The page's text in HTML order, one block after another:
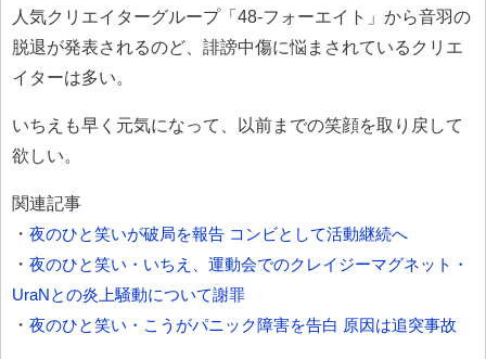
人気クリエイターグループ「48-フォーエイト」から音羽の
脱退が発表されるのど、誹謗中傷に悩まされているクリエ
イターは多い。
いちえも早く元気になって、以前までの笑顔を取り戻して
欲しい。
関連記事
・ 夜のひと笑いが破局を報告 コンビとして活動継続へ
・ 夜のひと笑い・いちえ、運動会でのクレイジーマグネット・
UraNとの炎上騒動について謝罪
・ 夜のひと笑い・こうがパニック障害を告白 原因は追突事故